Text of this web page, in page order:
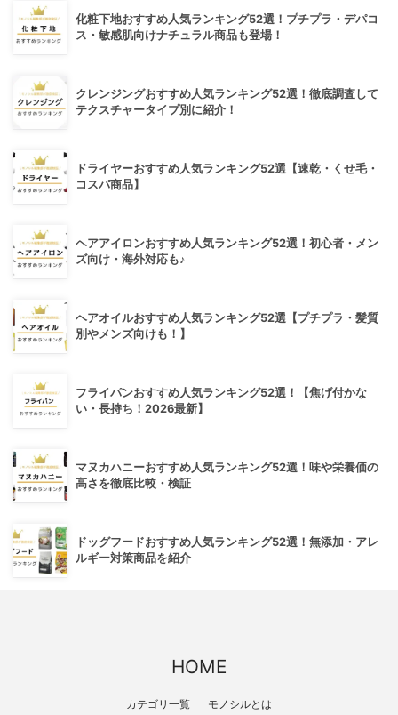
化粧下地おすすめ人気ランキング52選！プチプラ・デパコ
ス・敏感肌向けナチュラル商品も登場！
クレンジングおすすめ人気ランキング52選！徹底調査して
テクスチャータイプ別に紹介！
ドライヤーおすすめ人気ランキング52選【速乾・くせ毛・
コスパ商品】
ヘアアイロンおすすめ人気ランキング52選！初心者・メン
ズ向け・海外対応も♪
ヘアオイルおすすめ人気ランキング52選【プチプラ・髪質
別やメンズ向けも！】
フライパンおすすめ人気ランキング52選！【焦げ付かな
い・長持ち！2026最新】
マヌカハニーおすすめ人気ランキング52選！味や栄養価の
高さを徹底比較・検証
ドッグフードおすすめ人気ランキング52選！無添加・アレ
ルギー対策商品を紹介
HOME
カテゴリ一覧 モノシルとは